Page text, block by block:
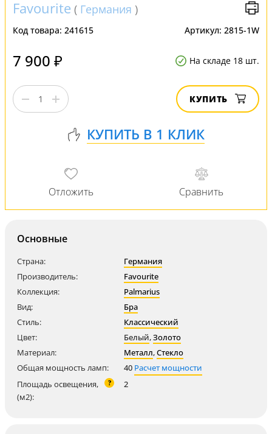
Favourite ( Германия )
Код товара: 241615 Артикул: 2815-1W
7 900 ₽ На складе 18 шт.
КУПИТЬ
Основные
Страна:
Германия
Производитель:
Favourite
Коллекция:
Palmarius
Вид:
Бра
Стиль:
Классический
Цвет:
Белый,Золото
Материал:
Металл,Стекло
Общая мощность ламп:
40 Расчет мощности
Площадь освещения,
(м2):
? 2